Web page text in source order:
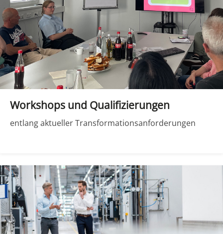
Workshops und Qualifizierungen
entlang aktueller Transformationsanforderungen